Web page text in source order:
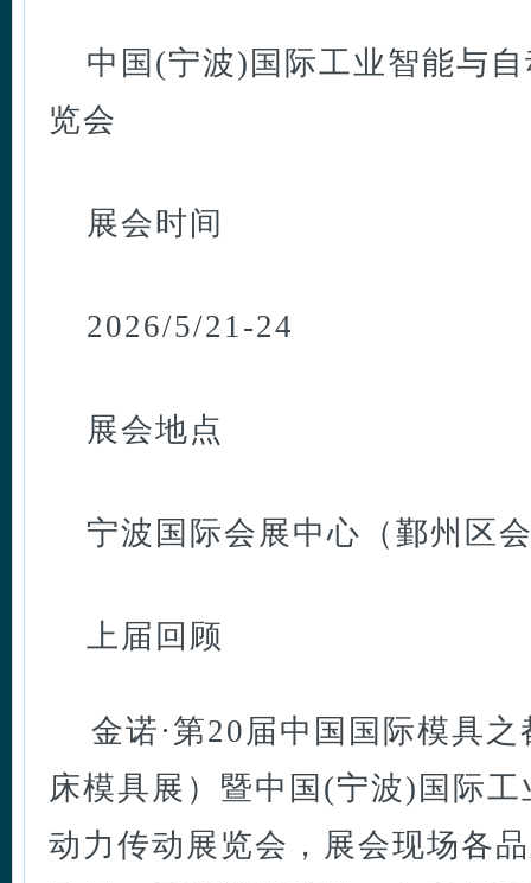
中国(宁波)国际工业智能与
览会
展会时间
2026/5/21-24
展会地点
宁波国际会展中心（鄞州区
上届回顾
金诺·第20届中国国际模具
床模具展）暨中国(宁波)国际
动力传动展览会，展会现场各